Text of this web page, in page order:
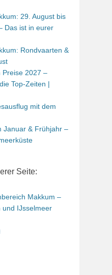
29. August bis
Das ist in eurer
Rondvaarten &
Preise 2027 –
Top-Zeiten |
mit dem
Januar & Frühjahr –
Seite:
Makkum –
und IJsselmeer